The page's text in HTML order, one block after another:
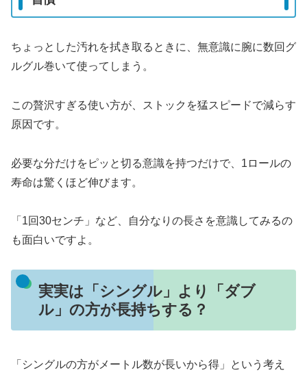
ちょっとした汚れを拭き取るときに、無意識に腕に数回グ
ルグル巻いて使ってしまう。
この贅沢すぎる使い方が、ストックを猛スピードで減らす
原因です。
必要な分だけをピッと切る意識を持つだけで、1ロールの
寿命は驚くほど伸びます。
「1回30センチ」など、自分なりの長さを意識してみるの
も面白いですよ。
実実は「シングル」より「ダブ
ル」の方が長持ちする？
「シングルの方がメートル数が長いから得」という考え